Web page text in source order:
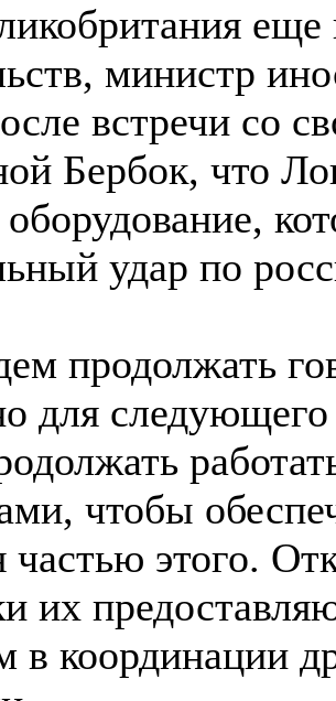
еще
министр
встречи со
Бербок, что
удар по
продолжать
для
чтобы
частью этого.
их
в координации